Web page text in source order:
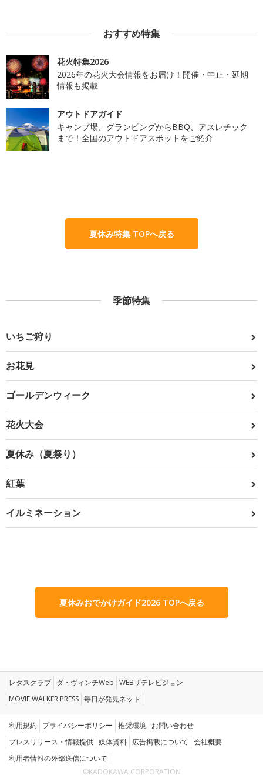
おすすめ特集
花火特集2026
2026年の花火大会情報をお届け！開催・中止・延期
情報も掲載
アウトドアガイド
キャンプ場、グランピングからBBQ、アスレチック
まで！全国のアウトドアスポットをご紹介
夏休み特集 TOPへ戻る
季節特集
いちご狩り
お花見
ゴールデンウィーク
花火大会
夏休み（夏祭り）
紅葉
イルミネーション
夏休みおでかけガイド2026 TOPへ戻る
レタスクラブ ダ・ヴィンチWeb WEBザテレビジョン
MOVIE WALKER PRESS 毎日が発見ネット
利用規約 プライバシーポリシー 推奨環境 お問い合わせ
プレスリリース・情報提供 媒体資料 広告掲載について 会社概要
利用者情報の外部送信について
©KADOKAWA CORPORATION